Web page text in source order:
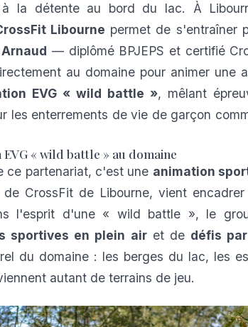
la détente au bord du lac. À
Libourne permet de s'entraîner
Arnaud — diplômé BPJEPS et certifié
au domaine pour animer une
EVG « wild battle », mêlant
les enterrements de vie de garçon
« wild battle » au domaine
ce partenariat, c'est une animation
CrossFit de Libourne, vient encadrer
l'esprit d'une « wild battle », le
sportives en plein airet de défis
du domaine : les berges du lac, les
autant de terrains de jeu.